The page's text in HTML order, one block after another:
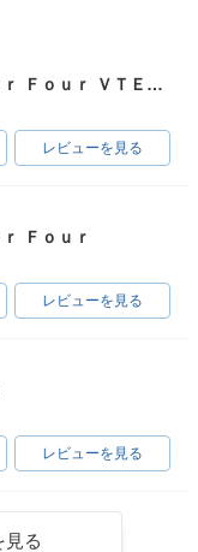
ＣＢ４００Ｓｕｐｅｒ Ｆｏｕｒ ＶＴＥＣ ＳＰＥＣ３
レビューを見る
Ｆｏｕｒ
レビューを見る
レビューを見る
見る